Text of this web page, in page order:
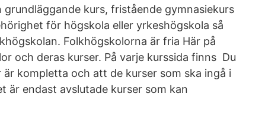
kurs, fristående gymnasiekurs
för högskola eller yrkeshögskola så
Folkhögskolorna är fria Här på
och deras kurser. På varje kurssida finns Du
kompletta och att de kurser som ska ingå i
är endast avslutade kurser som kan